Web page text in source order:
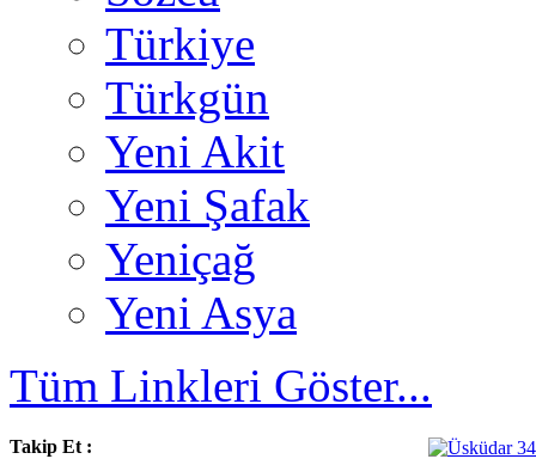
Türkiye
Türkgün
Yeni Akit
Yeni Şafak
Yeniçağ
Yeni Asya
Tüm Linkleri Göster...
Takip Et :